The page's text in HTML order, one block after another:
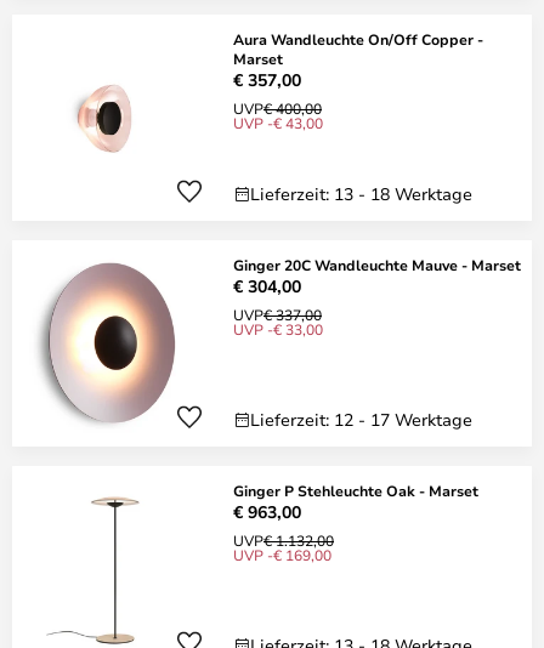
Aura Wandleuchte On/Off Copper -
Marset
€ 357,00
UVP€ 400,00
UVP -€ 43,00
Lieferzeit: 13 - 18 Werktage
Ginger 20C Wandleuchte Mauve - Marset
€ 304,00
UVP€ 337,00
UVP -€ 33,00
Lieferzeit: 12 - 17 Werktage
Ginger P Stehleuchte Oak - Marset
€ 963,00
UVP€ 1.132,00
UVP -€ 169,00